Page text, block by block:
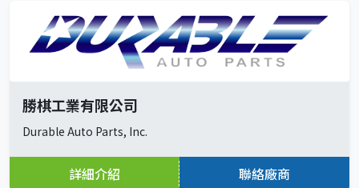
勝棋工業有限公司
Durable Auto Parts, Inc.
詳細介紹 聯絡廠商